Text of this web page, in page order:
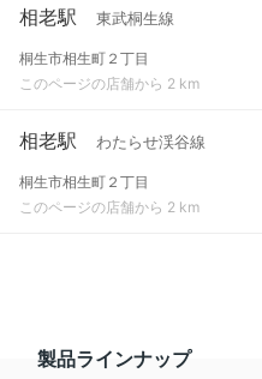
相老駅 東武桐生線
桐生市相生町２丁目
このページの店舗から 2 km
相老駅 わたらせ渓谷線
桐生市相生町２丁目
このページの店舗から 2 km
製品ラインナップ